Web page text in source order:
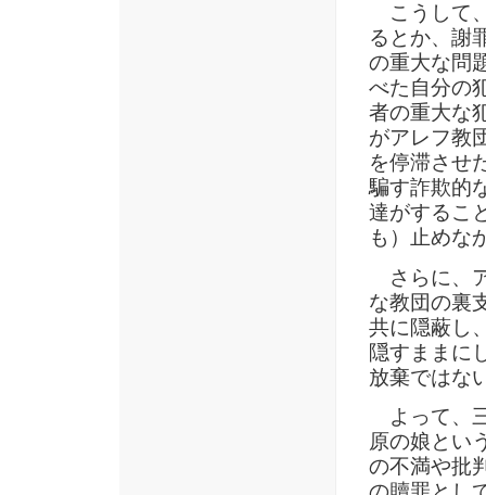
こうして
るとか、謝
の重大な問
べた自分の
者の重大な
がアレフ教
を停滞させ
騙す詐欺的
達がするこ
も）止めな
さらに、
な教団の裏
共に隠蔽し
隠すままに
放棄ではな
よって、
原の娘とい
の不満や批